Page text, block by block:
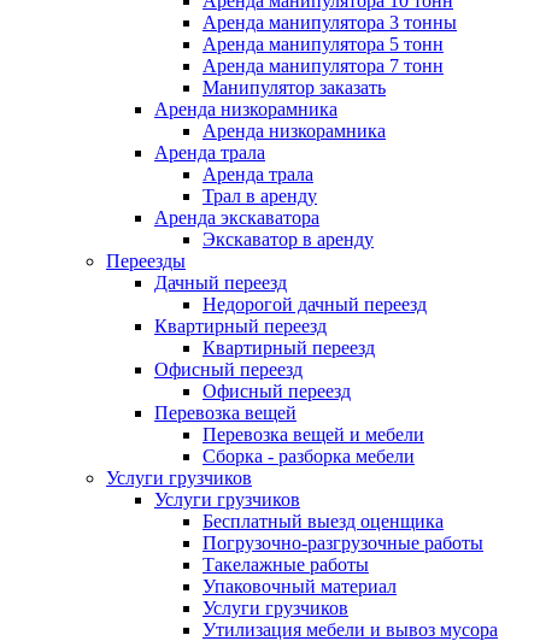
Аренда манипулятора 3 тонны
Аренда манипулятора 5 тонн
Аренда манипулятора 7 тонн
Манипулятор заказать
Аренда низкорамника
Аренда низкорамника
Аренда трала
Аренда трала
Трал в аренду
Аренда экскаватора
Экскаватор в аренду
Переезды
Дачный переезд
Недорогой дачный переезд
Квартирный переезд
Квартирный переезд
Офисный переезд
Офисный переезд
Перевозка вещей
Перевозка вещей и мебели
Сборка - разборка мебели
Услуги грузчиков
Услуги грузчиков
Бесплатный выезд оценщика
Погрузочно-разгрузочные работы
Такелажные работы
Упаковочный материал
Услуги грузчиков
Утилизация мебели и вывоз мусора